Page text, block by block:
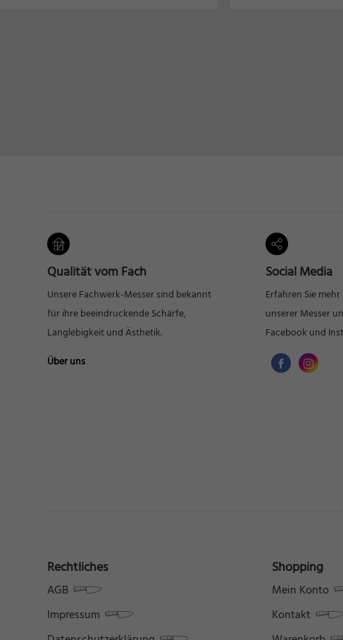
Qualität vom Fach
Unsere Fachwerk-Messer sind bekannt
für ihre beeindruckende Schärfe,
Langlebigkeit und Ästhetik.
Über uns
Social Media
Erfahren Sie
unserer Messer
Facebook und
Rechtliches
AGB
Impressum
Shopping
Mein Konto
Kontakt